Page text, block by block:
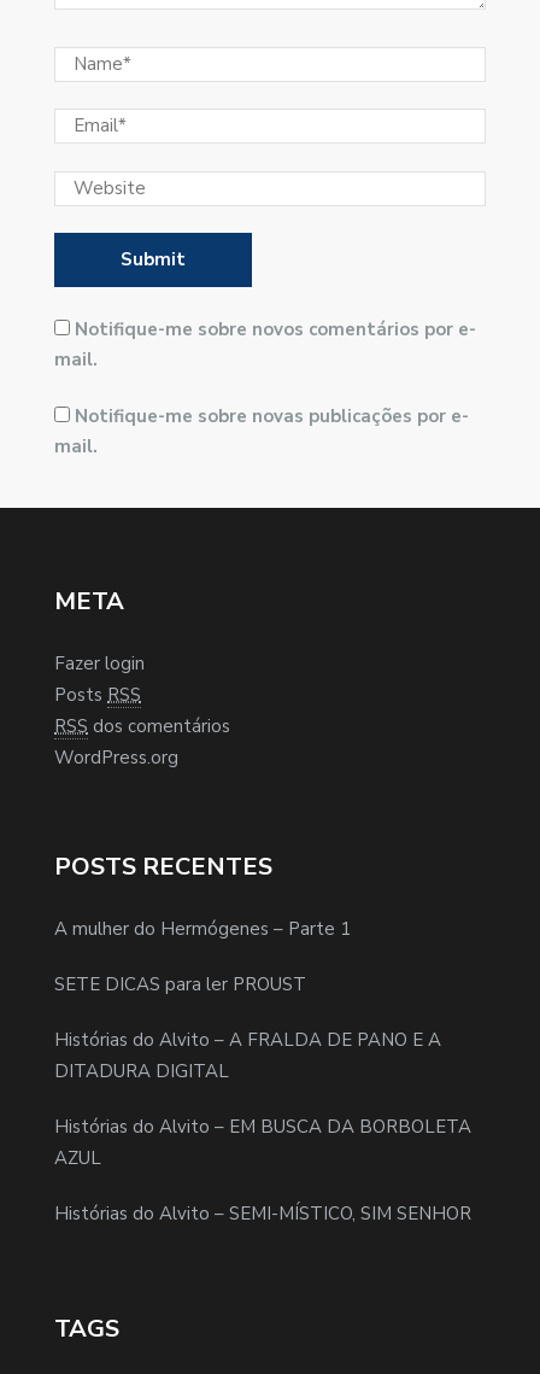
Notifique-me sobre novos comentários por e-
mail.
Notifique-me sobre novas publicações por e-
mail.
META
Fazer login
Posts RSS
RSS dos comentários
WordPress.org
POSTS RECENTES
A mulher do Hermógenes – Parte 1
SETE DICAS para ler PROUST
Histórias do Alvito – A FRALDA DE PANO E A
DITADURA DIGITAL
Histórias do Alvito – EM BUSCA DA BORBOLETA
AZUL
Histórias do Alvito – SEMI-MÍSTICO, SIM SENHOR
TAGS